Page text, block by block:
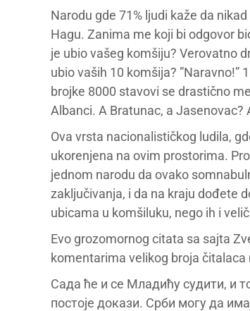
Narodu gde 71% ljudi kaže da
Hagu. Zanima me koji bi odgovor
je ubio vašeg komšiju? Verovatno
ubio vaših 10 komšija? ”Naravno!”
brojke 8000 stavovi se drastično
Albanci. A Bratunac, a Jasenovac?
Ova vrsta nacionalističkog ludila,
ukorenjena na ovim prostorima.
jednom narodu da ovako
zaključivanja, i da na kraju dođete
ubicama u komšiluku, nego ih i
Evo grozomornog citata sa sajta
komentarima velikog broja
Сада ће и се Младићу судити, и
постоје докази. Срби могу да